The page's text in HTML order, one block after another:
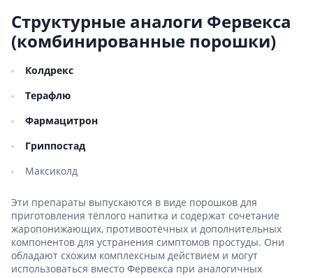
Структурные аналоги Фервекса
(комбинированные порошки)
Колдрекс
Терафлю
Фармацитрон
Гриппостад
Максиколд
Эти препараты выпускаются в виде порошков для
приготовления тёплого напитка и содержат сочетание
жаропонижающих, противоотёчных и дополнительных
компонентов для устранения симптомов простуды. Они
обладают схожим комплексным действием и могут
использоваться вместо Фервекса при аналогичных